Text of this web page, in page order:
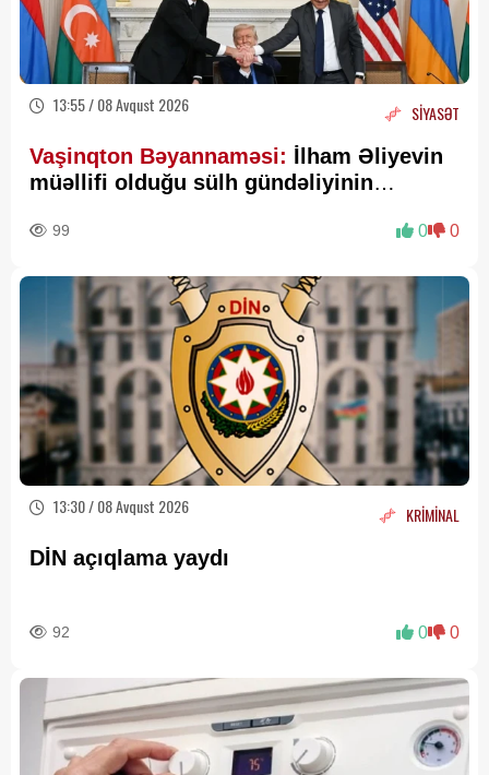
13:55 / 08 Avqust 2026 SİYASƏT
Vaşinqton Bəyannaməsi: İlham Əliyevin
müəllifi olduğu sülh gündəliyinin
99 0 0
13:30 / 08 Avqust 2026 KRİMİNAL
DİN açıqlama yaydı
92 0 0